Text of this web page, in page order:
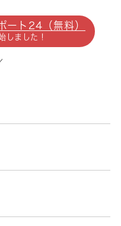
ております。収納はクロゼ
クスなど豊富なので、広々
とも可能です。きれいで気
新生活をスタートしません
ート24（無料）
しました！